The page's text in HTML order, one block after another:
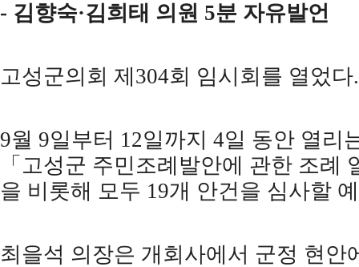
- 김향숙·김희태 의원 5분 자유발언
고성군의회 제 304회 임시회를 열었다.
9월 9일부터 12일까지 4일 동안 열리
「 고성군 주민조례발안에 관한 조례
을 비롯해 모두 19개 안건을 심사할
최을석 의장은 개회사에서 군정 현안